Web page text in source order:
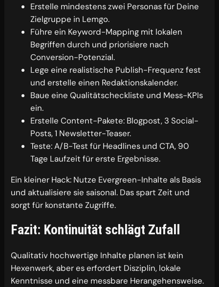
Erstelle mindestens zwei Personas für Deine
Zielgruppe in Lemgo.
Führe ein Keyword-Mapping mit lokalen
Begriffen durch und priorisiere nach
Conversion-Potenzial.
Lege eine realistische Publish-Frequenz fest
und erstelle einen Redaktionskalender.
Baue eine Qualitätscheckliste und Mess-KPIs
ein.
Erstelle Content-Pakete: Blogpost, 3 Social-
Posts, 1 Newsletter-Teaser.
Teste: A/B-Test für Headlines und CTA, 90
Tage Laufzeit für erste Ergebnisse.
Ein kleiner Hack: Nutze Evergreen-Inhalte als Basis
und aktualisiere sie saisonal. Das spart Zeit und
sorgt für konstante Zugriffe.
Fazit: Kontinuität schlägt Zufall
Qualitativ hochwertige Inhalte planen ist kein
Hexenwerk, aber es erfordert Disziplin, lokale
Kenntnisse und eine messbare Herangehensweise.